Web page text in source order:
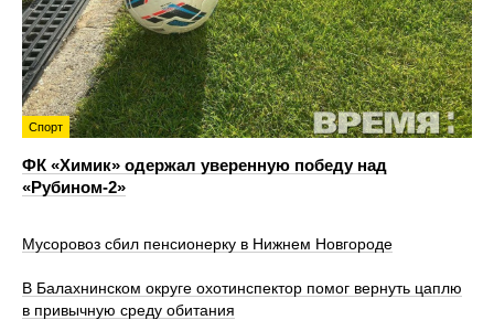
Спорт
ФК «Химик» одержал уверенную победу над
«Рубином‑2»
Мусоровоз сбил пенсионерку в Нижнем Новгороде
В Балахнинском округе охотинспектор помог вернуть цаплю
в привычную среду обитания